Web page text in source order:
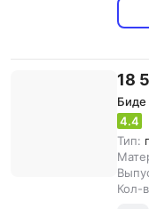
18
Биде
4.4
Тип:
Кол-